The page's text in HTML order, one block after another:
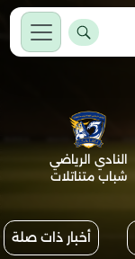
النادي الرياضي
شباب متناتلات
أخبار ذات صلة